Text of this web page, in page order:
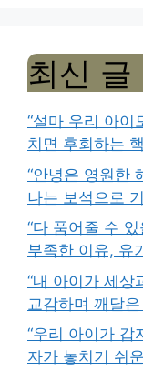
최신 글
“설마 우리 아이
치면 후회하는
“안녕은 영원한
나는 보석으로
“다 품어줄 수
부족한 이유, 유
“내 아이가 세상
교감하며 깨달은
“우리 아이가 갑
자가 놓치기 쉬